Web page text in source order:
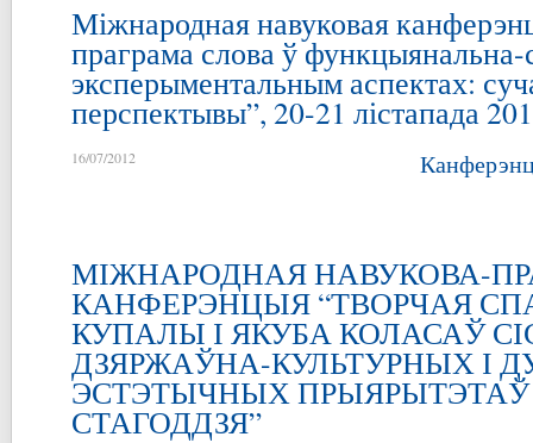
Міжнародная навуковая
праграма слова ў
эксперыментальным аспектах:
перспектывы”, 20-21 лістапада
16/07/2012
МІЖНАРОДНАЯ НАВУКОВА-
КАНФЕРЭНЦЫЯ “ТВОРЧАЯ
КУПАЛЫ І ЯКУБА КОЛАСАЎ
ДЗЯРЖАЎНА-КУЛЬТУРНЫХ І
ЭСТЭТЫЧНЫХ ПРЫЯРЫТЭТАЎ
СТАГОДДЗЯ”